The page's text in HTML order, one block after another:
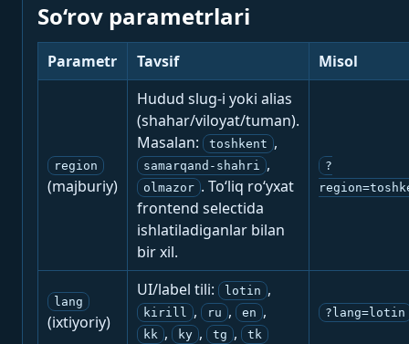
So‘rov parametrlari
Parametr Tavsif Misol
region
(majburiy)
Hudud slug-i yoki alias
(shahar/viloyat/tuman).
Masalan:
toshkent ,
samarqand-shahri ,
olmazor . To‘liq ro‘yxat
frontend selectida
ishlatiladiganlar bilan
bir xil.
?
lang
(ixtiyoriy)
UI/label tili: lotin ,
kirill , ru , en ,
kk , ky , tg , tk
?lang=lotin